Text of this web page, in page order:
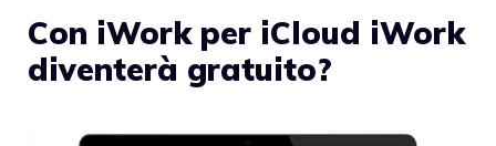
Con iWork per iCloud iWork
diventerà gratuito?